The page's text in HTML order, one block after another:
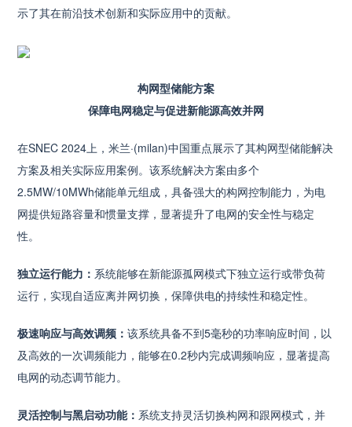
示了其在前沿技术创新和实际应用中的贡献。
构网型储能方案
保障电网稳定与促进新能源高效并网
在SNEC 2024上，米兰·(milan)中国重点展示了其构网型储能解决
方案及相关实际应用案例。该系统解决方案由多个
2.5MW/10MWh储能单元组成，具备强大的构网控制能力，为电
网提供短路容量和惯量支撑，显著提升了电网的安全性与稳定
性。
独立运行能力： 系统能够在新能源孤网模式下独立运行或带负荷
运行，实现自适应离并网切换，保障供电的持续性和稳定性。
极速响应与高效调频：该系统具备不到5毫秒的功率响应时间，以
及高效的一次调频能力，能够在0.2秒内完成调频响应，显著提高
电网的动态调节能力。
灵活控制与黑启动功能： 系统支持灵活切换构网和跟网模式，并